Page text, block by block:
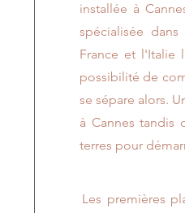
installée à
spécialisée
France et l'Italie
possibilité de
se sépare alors.
à Cannes tandis
terres pour
Les premières